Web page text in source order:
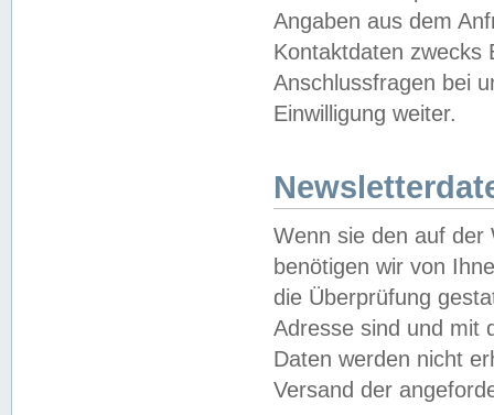
Angaben aus dem
Kontaktdaten zwecks
Anschlussfragen bei
Einwilligung weiter.
Wenn sie den auf der
benötigen wir von
die Überprüfung
Adresse sind und mit
Daten werden nicht
Versand der